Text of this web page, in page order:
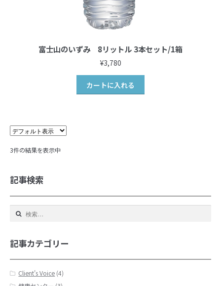
富士山のいずみ 8リットル 3本セット/1箱
¥3,780
カートに入れる
3件の結果を表示中
記事検索
索:
記事カテゴリー
Client's Voice (4)